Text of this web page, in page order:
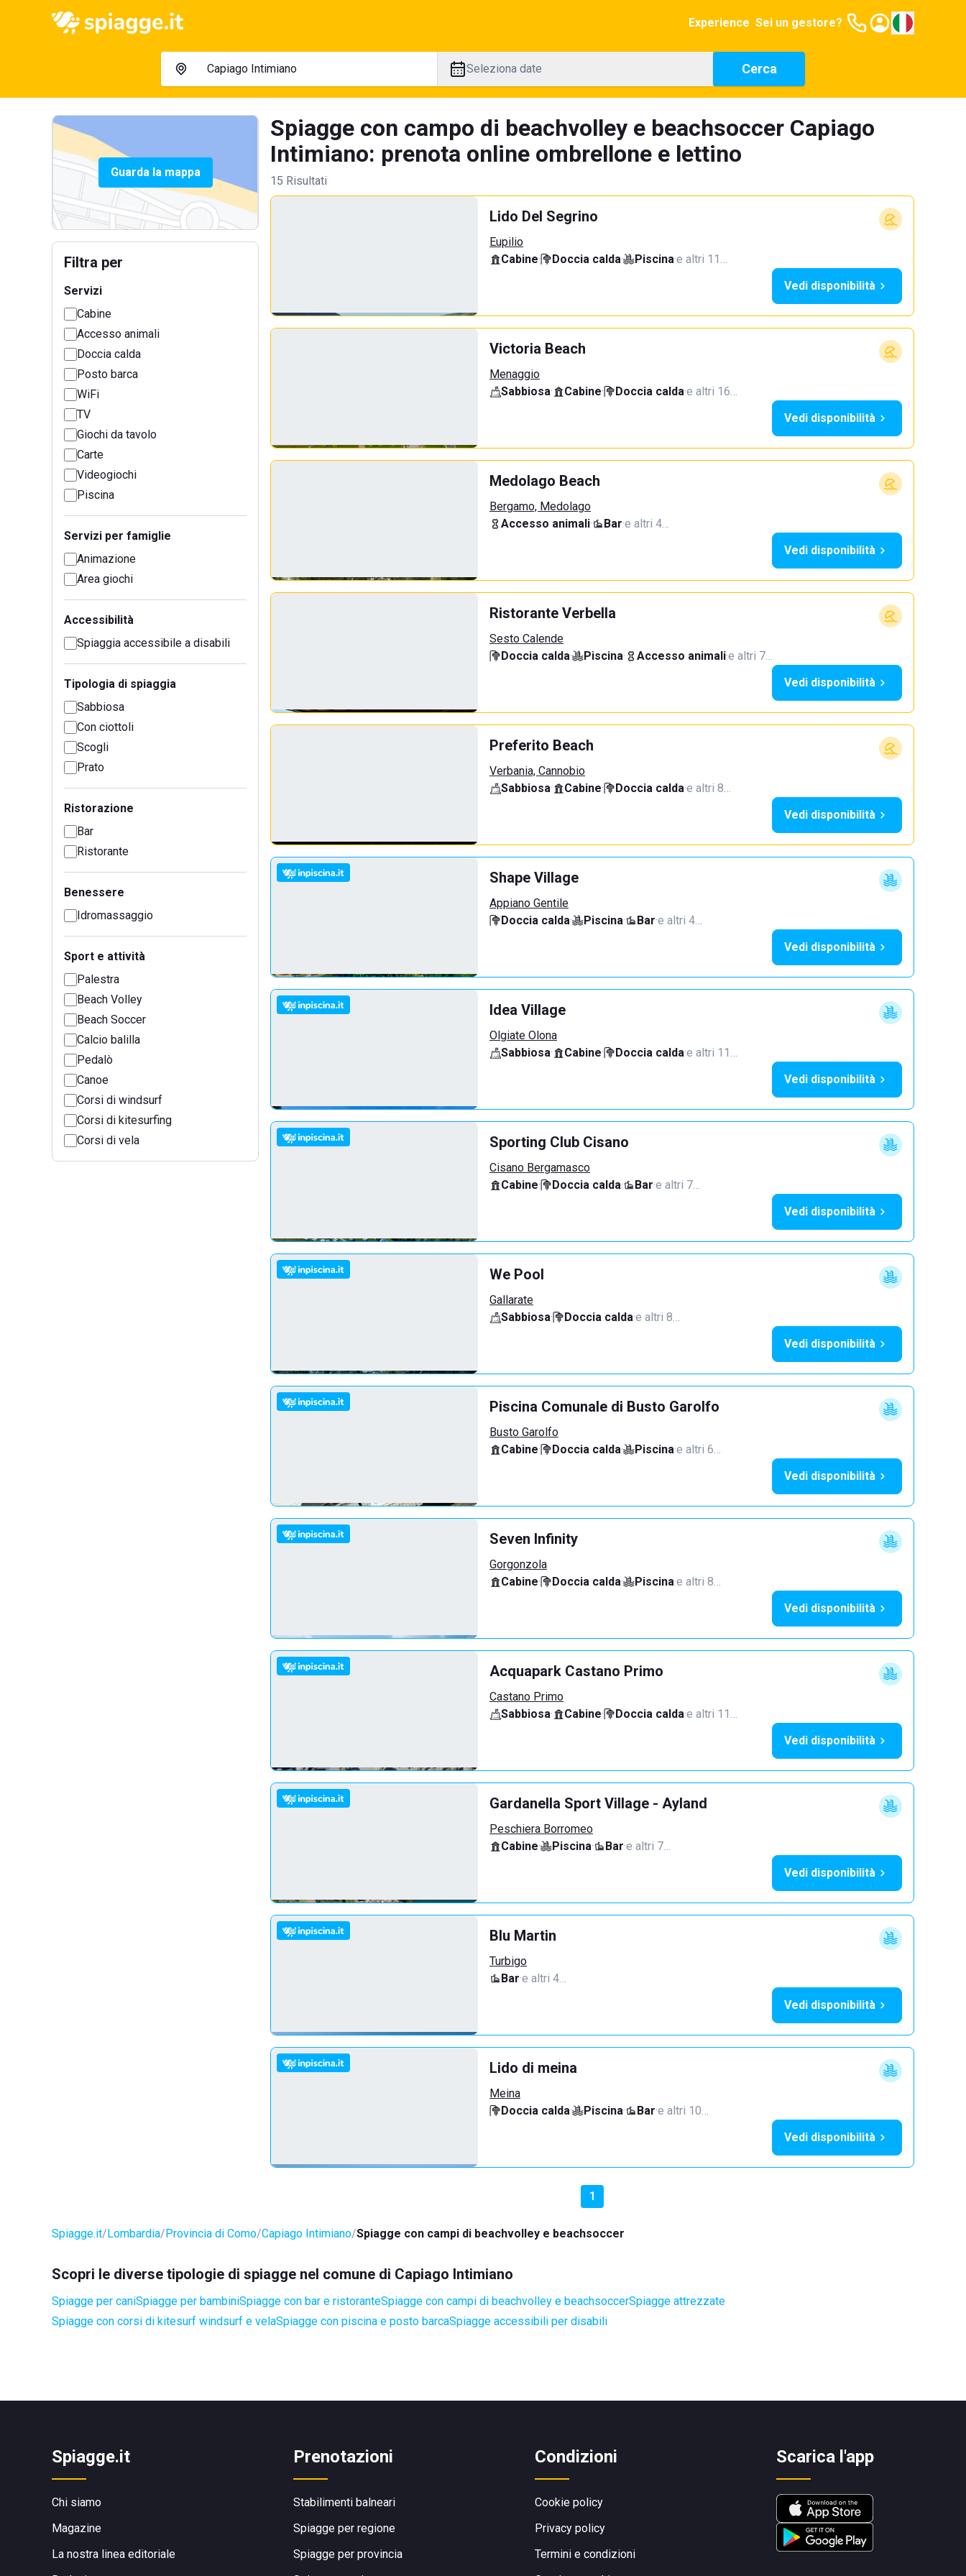
Experience Sei un gestore?
Seleziona date Cerca
Guarda la mappa
Filtra per
Servizi
Cabine
Accesso animali
Doccia calda
Posto barca
WiFi
TV
Giochi da tavolo
Carte
Videogiochi
Piscina
Servizi per famiglie
Animazione
Area giochi
Accessibilità
Spiaggia accessibile a disabili
Tipologia di spiaggia
Sabbiosa
Con ciottoli
Scogli
Prato
Ristorazione
Bar
Ristorante
Benessere
Idromassaggio
Sport e attività
Palestra
Beach Volley
Beach Soccer
Calcio balilla
Pedalò
Canoe
Corsi di windsurf
Corsi di kitesurfing
Corsi di vela
Spiagge con campo di beachvolley e beachsoccer Capiago
Intimiano: prenota online ombrellone e lettino
15 Risultati
Lido Del Segrino
Eupilio
Cabine· Doccia calda· Piscina·e altri 11…
Vedi disponibilità
Victoria Beach
Menaggio
Sabbiosa· Cabine· Doccia calda·e altri 16…
Vedi disponibilità
Medolago Beach
Bergamo, Medolago
Accesso animali· Bar·e altri 4…
Vedi disponibilità
Ristorante Verbella
Sesto Calende
Doccia calda· Piscina· Accesso animali·e altri 7…
Vedi disponibilità
Preferito Beach
Verbania, Cannobio
Sabbiosa· Cabine· Doccia calda·e altri 8…
Vedi disponibilità
Shape Village
Appiano Gentile
Doccia calda· Piscina· Bar·e altri 4…
Vedi disponibilità
Idea Village
Olgiate Olona
Sabbiosa· Cabine· Doccia calda·e altri 11…
Vedi disponibilità
Sporting Club Cisano
Cisano Bergamasco
Cabine· Doccia calda· Bar·e altri 7…
Vedi disponibilità
We Pool
Gallarate
Sabbiosa· Doccia calda·e altri 8…
Vedi disponibilità
Piscina Comunale di Busto Garolfo
Busto Garolfo
Cabine· Doccia calda· Piscina·e altri 6…
Vedi disponibilità
Seven Infinity
Gorgonzola
Cabine· Doccia calda· Piscina·e altri 8…
Vedi disponibilità
Acquapark Castano Primo
Castano Primo
Sabbiosa· Cabine· Doccia calda·e altri 11…
Vedi disponibilità
Gardanella Sport Village - Ayland
Peschiera Borromeo
Cabine· Piscina· Bar·e altri 7…
Vedi disponibilità
Blu Martin
Turbigo
Bar·e altri 4…
Vedi disponibilità
Lido di meina
Meina
Doccia calda· Piscina· Bar·e altri 10…
Vedi disponibilità
1
Spiagge.it Lombardia Provincia di Como Capiago Intimiano Spiagge con campi di beachvolley e beachsoccer
Scopri le diverse tipologie di spiagge nel comune di Capiago Intimiano
Spiagge per caniSpiagge per bambiniSpiagge con bar e ristoranteSpiagge con campi di beachvolley e beachsoccerSpiagge attrezzate
Spiagge con corsi di kitesurf windsurf e velaSpiagge con piscina e posto barcaSpiagge accessibili per disabili
Spiagge.it
Chi siamo
Magazine
La nostra linea editoriale
Prenotazioni
Stabilimenti balneari
Spiagge per regione
Spiagge per provincia
Condizioni
Cookie policy
Privacy policy
Termini e condizioni
Scarica l'app